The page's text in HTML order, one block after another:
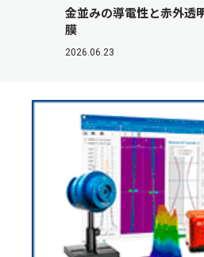
金並みの導電性と赤外透
膜
2026.06.23